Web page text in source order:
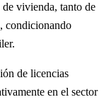
vivienda, tanto de
condicionando
de licencias
en el sector